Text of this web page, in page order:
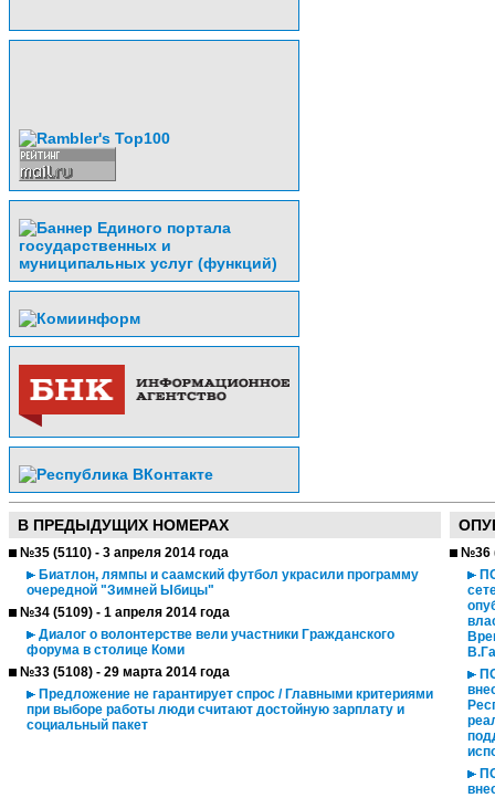
В ПРЕДЫДУЩИХ НОМЕРАХ
№35 (5110) - 3 апреля 2014 года
Биатлон, лямпы и саамский футбол украсили программу
очередной "Зимней Ыбицы"
№34 (5109) - 1 апреля 2014 года
Диалог о волонтерстве вели участники Гражданского
форума в столице Коми
№33 (5108) - 29 марта 2014 года
Предложение не гарантирует спрос / Главными критериями
при выборе работы люди считают достойную зарплату и
социальный пакет
№36